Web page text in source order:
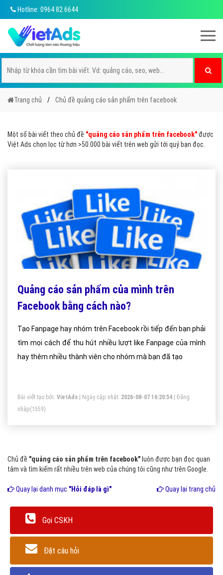
Hotline: 0964 82 6644
Trang chủ Chủ đề quảng cáo sản phẩm trên facebook
Một số bài viết theo chủ đề "quảng cáo sản phẩm trên facebook"được
Việt Ads chọn lọc từ hơn >50.000 bài viết trên web gửi tới quý bạn đọc.
Quảng cáo sản phẩm của mình trên
Facebook bằng cách nào?
Tạo Fanpage hay nhóm trên Facebook rồi tiếp đến bạn phải
tìm mọi cách để thu hút nhiều lượt like Fanpage của mình
hay thêm nhiều thành viên cho nhóm mà bạn đã tạo
Bài viết tạo bởi: VietAds | Ngày cập nhật: 2026-08-07 16:20:54
Đăng
nhập(1559)
Chủ đề "quảng cáo sản phẩm trên facebook" luôn được bạn đọc quan
tâm và tìm kiếm rất nhiều trên web của chúng tôi cũng như trên Google.
Quay lại danh mục "Hỏi đáp là gì" Quay lại trang chủ
Gọi CSKH
Đặt câu hỏi